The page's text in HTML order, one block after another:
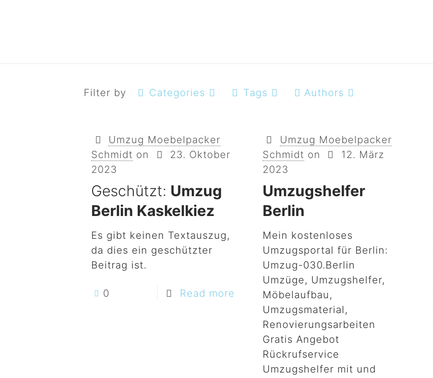
Filter by Categories Tags Authors
Umzug Moebelpacker
Schmidt on
23. Oktober
2023
Geschützt: Umzug
Berlin Kaskelkiez
Es gibt keinen Textauszug,
da dies ein geschützter
Beitrag ist.
0 Read more
Umzug Moebelpacker
Schmidt on
12. März
2023
Umzugshelfer
Berlin
Mein kostenloses
Umzugsportal für Berlin:
Umzug-030.Berlin
Umzüge, Umzugshelfer,
Möbelaufbau,
Umzugsmaterial,
Renovierungsarbeiten
Gratis Angebot
Rückrufservice
Umzugshelfer mit und